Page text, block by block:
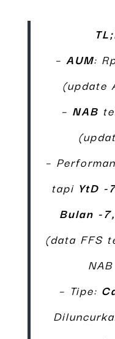
– AUM:
(update
– NAB
–
tapi YtD -
Bulan -
(data FFS
– Tipe: